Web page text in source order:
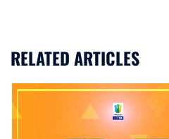
RELATED ARTICLES